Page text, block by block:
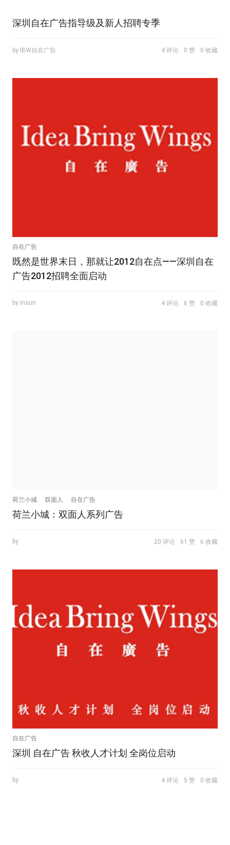
深圳自在广告指导级及新人招聘专季
by IBW自在广告 4 评论 0 赞 0 收藏
自在广告
既然是世界末日，那就让2012自在点——深圳自在
广告2012招聘全面启动
by insun 4 评论 6 赞 0 收藏
荷兰小城 双面人 自在广告
荷兰小城：双面人系列广告
by 20 评论 61 赞 6 收藏
自在广告
深圳 自在广告 秋收人才计划 全岗位启动
by 4 评论 5 赞 0 收藏